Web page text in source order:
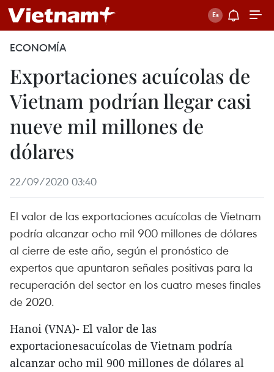
ECONOMÍA
Exportaciones acuícolas de
Vietnam podrían llegar casi
nueve mil millones de
dólares
22/09/2020 03:40
El valor de las exportaciones acuícolas de Vietnam
podría alcanzar ocho mil 900 millones de dólares
al cierre de este año, según el pronóstico de
expertos que apuntaron señales positivas para la
recuperación del sector en los cuatro meses finales
de 2020.
Hanoi (VNA)- El valor de las
exportacionesacuícolas de Vietnam podría
alcanzar ocho mil 900 millones de dólares al